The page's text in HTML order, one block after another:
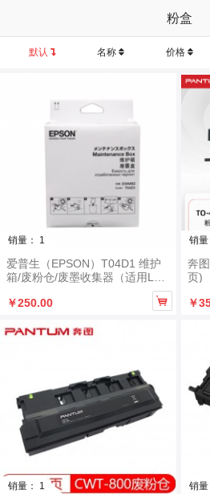
粉盒
默认 名称 价格
销量： 1
爱普生（EPSON）T04D1 维护
箱/废粉仓/废墨收集器（适用L61
￥250.00

销量
奔
页)
￥
销量： 1 销量